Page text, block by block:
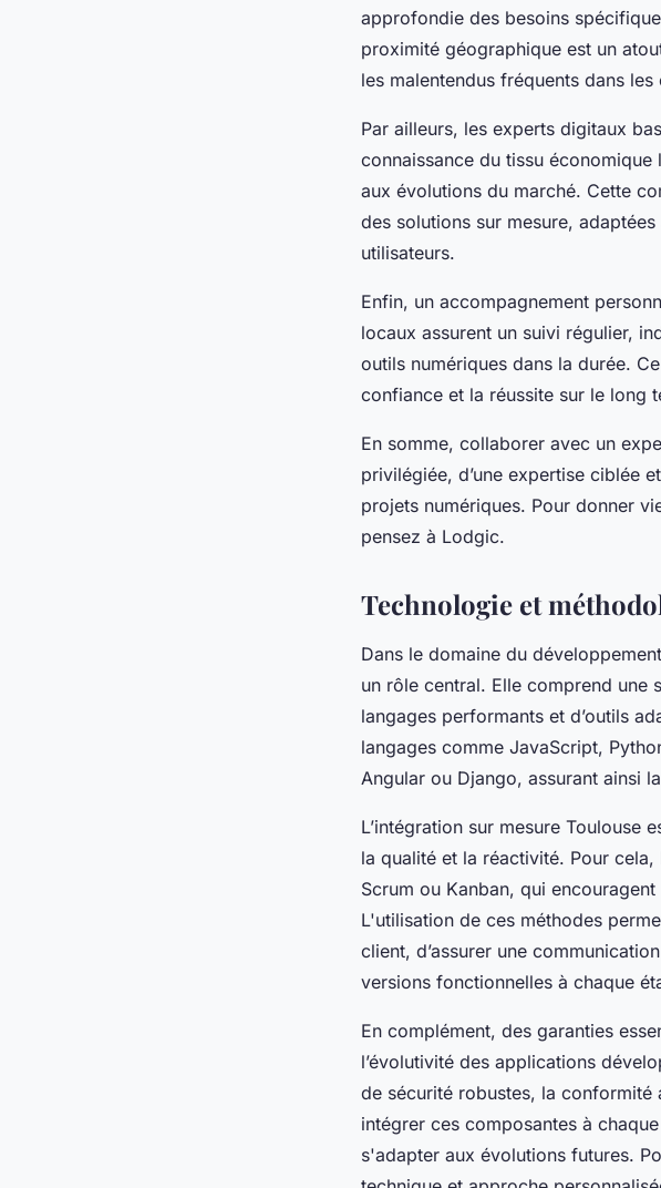
approfondie des besoins
proximité géographique est un
les malentendus fréquents dans
Par ailleurs, les experts digitaux
connaissance du tissu
aux évolutions du marché. Cette
des solutions sur mesure,
utilisateurs.
Enfin, un accompagnement
locaux assurent un suivi régulier,
outils numériques dans la durée.
confiance et la réussite sur le long
En somme, collaborer avec un
privilégiée, d’une expertise ciblée
projets numériques. Pour donner
pensez à Lodgic.
Technologie et
Dans le domaine du
un rôle central. Elle comprend une
langages performants et d’outils
langages comme JavaScript,
Angular ou Django, assurant ainsi
L’intégration sur mesure
la qualité et la réactivité. Pour
Scrum ou Kanban, qui
L'utilisation de ces méthodes
client, d’assurer une
versions fonctionnelles à chaque
En complément, des garanties
l’évolutivité des applications
de sécurité robustes, la conformité
intégrer ces composantes à
s'adapter aux évolutions futures.